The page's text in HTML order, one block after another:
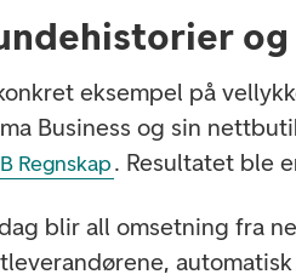
eksempel på
Business og sin
Regnskap. Resultatet ble
blir all omsetning fra